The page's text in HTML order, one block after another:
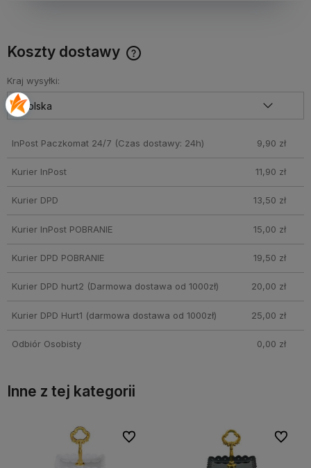
Koszty dostawy
Kraj wysyłki:
InPost Paczkomat 24/7 (Czas dostawy: 24h) 9,90 zł
Kurier InPost 11,90 zł
Kurier DPD 13,50 zł
Kurier InPost POBRANIE 15,00 zł
Kurier DPD POBRANIE 19,50 zł
Kurier DPD hurt2 (Darmowa dostawa od 1000zł) 20,00 zł
Kurier DPD Hurt1 (darmowa dostawa od 1000zł) 25,00 zł
Odbiór Osobisty 0,00 zł
Inne z tej kategorii
Do ulubionych
Do ulubionych Do
Do